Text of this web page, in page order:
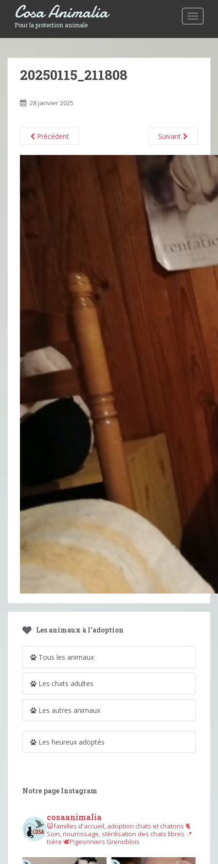
Toggle
Cosa Animalia
Pour la protection animale
20250115_211808
28 janvier 2025
Précédent Suivant
Les animaux à l’adoption
Tous les animaux
Les chats adultes
Les autres animaux
Les heureux adoptés
Notre page Instagram
cosaanimalia
😺familles d'accueil, adoption chats et chatons 🐈
Soin, nourrissage, stérilisation des chats libres 📍
Isère 🕊︎Pigeonniers Grenoblois